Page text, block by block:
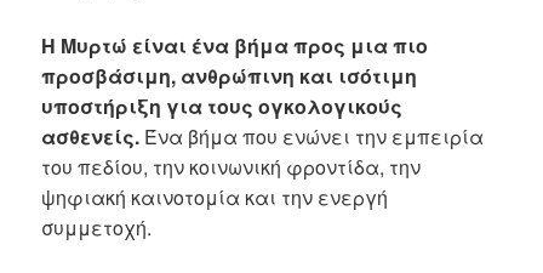
Η Μυρτώ είναι ένα βήμα προς μια πιο
προσβάσιμη, ανθρώπινη και ισότιμη
υποστήριξη για τους ογκολογικούς
ασθενείς. Ένα βήμα που ενώνει την εμπειρία
του πεδίου, την κοινωνική φροντίδα, την
ψηφιακή καινοτομία και την ενεργή
συμμετοχή.